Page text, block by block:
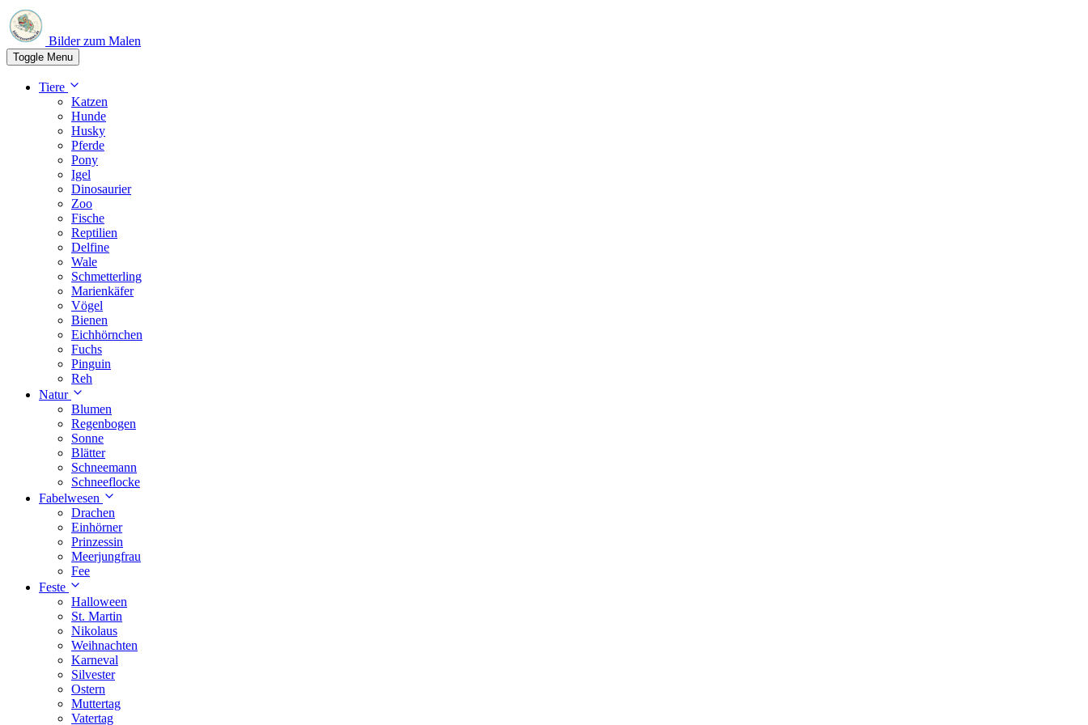
Bilder zum Malen
Toggle Menu
Tiere
Katzen
Hunde
Husky
Pferde
Pony
Igel
Dinosaurier
Zoo
Fische
Reptilien
Delfine
Wale
Schmetterling
Marienkäfer
Vögel
Bienen
Eichhörnchen
Fuchs
Pinguin
Reh
Natur
Blumen
Regenbogen
Sonne
Blätter
Schneemann
Schneeflocke
Fabelwesen
Drachen
Einhörner
Prinzessin
Meerjungfrau
Fee
Feste
Halloween
St. Martin
Nikolaus
Weihnachten
Karneval
Silvester
Ostern
Muttertag
Vatertag